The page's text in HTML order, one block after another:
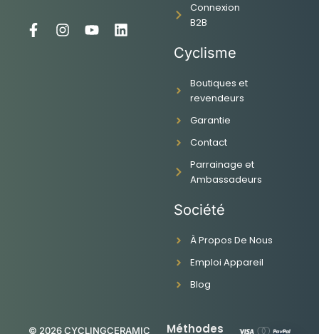
F
I
Y
L
Connexion
B2B
Cyclisme
Boutiques et
revendeurs
Garantie
Contact
Parrainage et
Ambassadeurs
Société
À Propos De Nous
Emploi Appareil
Blog
© 2026 CYCLINGCERAMIC Méthodes